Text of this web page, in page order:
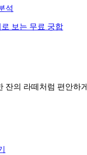
석
보는 무료 궁합
잔의 라떼처럼 편안하게